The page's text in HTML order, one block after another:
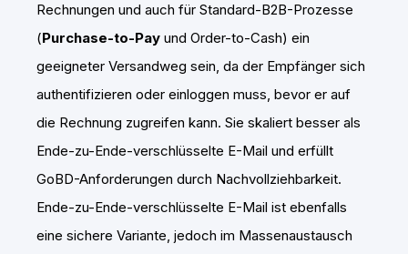
Rechnungen und auch für Standard-B2B-Prozesse
(Purchase-to-Pay und Order-to-Cash) ein
geeigneter Versandweg sein, da der Empfänger sich
authentifizieren oder einloggen muss, bevor er auf
die Rechnung zugreifen kann. Sie skaliert besser als
Ende-zu-Ende-verschlüsselte E-Mail und erfüllt
GoBD-Anforderungen durch Nachvollziehbarkeit.
Ende-zu-Ende-verschlüsselte E-Mail ist ebenfalls
eine sichere Variante, jedoch im Massenaustausch